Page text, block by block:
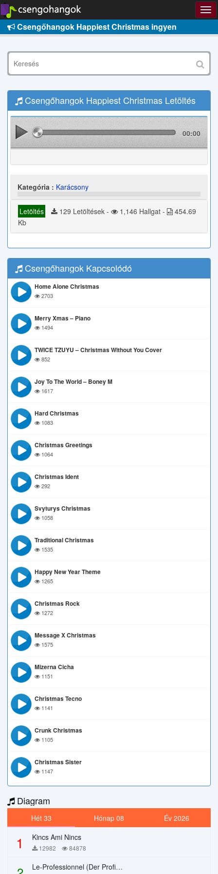
Csengőhangok Happiest Christmas ingyen
Csengőhangok Happiest Christmas Letöltés
00:00
Kategória : Karácsony
Letöltés 129 Letöltések - 1,146 Hallgat -
454.69
Kb
Csengőhangok Kapcsolódó
Home Alone Christmas
2703
Merry Xmas – Piano
1494
TWICE TZUYU – Christmas Without You Cover
852
Joy To The World – Boney M
1617
Hard Christmas
1083
Christmas Greetings
1064
Christmas Ident
292
Svyturys Christmas
1058
Traditional Christmas
1535
Happy New Year Theme
1265
Christmas Rock
1272
Message X Christmas
1575
Mizerna Cicha
1151
Christmas Tecno
1141
Crunk Christmas
1105
Christmas Sister
1147
Diagram
Hét 33 Hónap 08 Év 2026
1 Kincs Ami Nincs
12982 84878
Le-Professionnel (Der Profi) – Chi Mai